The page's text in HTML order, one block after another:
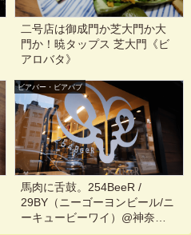
二号店は御成門か芝大門か大
門か！暁タップス 芝大門《ビ
アロバタ》
ビアバー・ビアパブ
馬肉に舌鼓。254BeeR /
29BY（ニーゴーヨンビール/ニ
ーキュービーワイ）@神奈川,